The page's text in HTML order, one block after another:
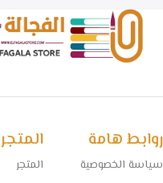
روابط هامة
سياسة الخصوصية
المتجر
المتجر